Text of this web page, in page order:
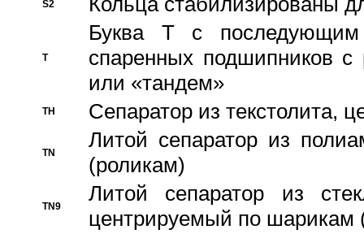
S2
T
Буква T с
спаренных подшипников
или «тандем»
TH Сепаратор из текстолита,
TN
Литой сепаратор из
(роликам)
TN9
Литой сепаратор из
центрируемый по шарикам